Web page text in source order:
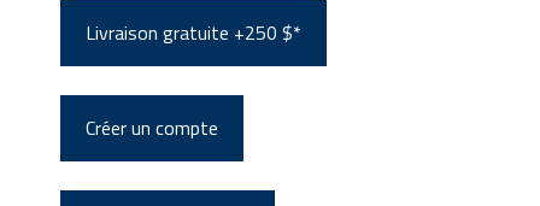
Livraison gratuite +250 $*
Créer un compte